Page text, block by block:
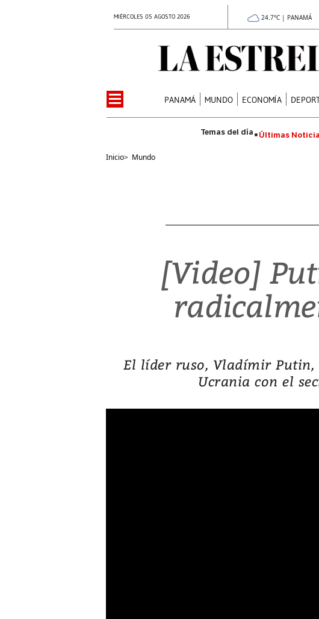
MIÉRCOLES 05 AGOSTO 2026 24.7°C | PANAMÁ
PANAMÁ MUNDO ECONOMÍA
Últimas
Inicio> Mundo
[Video]
El líder ruso, Vladímir Putin,
Ucrania con el